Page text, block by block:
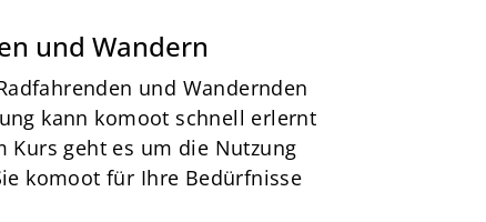
und Wandern
und Wandernden
kann komoot schnell erlernt
Kurs geht es um die Nutzung
komoot für Ihre Bedürfnisse